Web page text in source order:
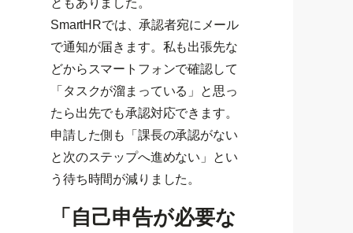
ともありました。
SmartHRでは、承認者宛にメール
で通知が届きます。私も出張先な
どからスマートフォンで確認して
「タスクが溜まっている」と思っ
たら出先でも承認対応できます。
申請した側も「課長の承認がない
と次のステップへ進めない」とい
う待ち時間が減りました。
「自己申告が必要な